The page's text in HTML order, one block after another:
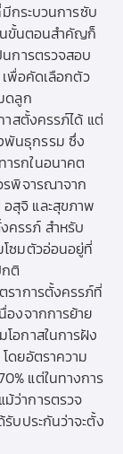
กระบวนการซับ
นขั้นตอนสำคัญก็
การตรวจสอบ
เพื่อคัดเลือกตัว
ดลูก
สตั้งครรภ์ได้ แต่
พันธุกรรม ซึ่ง
รกในอนาคต
รพิจารณาจาก
สุจิ และสุขภาพ
ครรภ์ สำหรับ
โซมตัวอ่อนอยู่ที่
ติ
ราการตั้งครรภ์ที่
องจากการย้าย
อกาสในการฝัง
ดยอัตราความ
แต่ในทางการ
ม้ว่าการตรวจ
รับประกันว่าจะตั้ง